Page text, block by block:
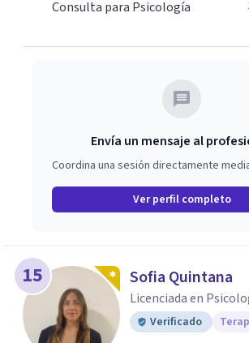
Consulta para Psicología
Envía un mensaje al
Coordina una sesión directamente
Ver perfil completo
15 Sofia Quintana
Licenciada en
Verificado